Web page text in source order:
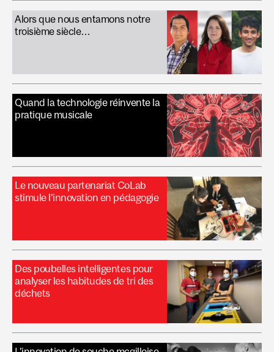
Alors que nous entamons notre
troisième siècle…
Quand la technologie réinvente la
pratique musicale
Le nouveau partenariat CoLab
stimule l’innovation en pédagogie
Des poubelles intelligentes pour
analyser les habitudes de tri des
déchets